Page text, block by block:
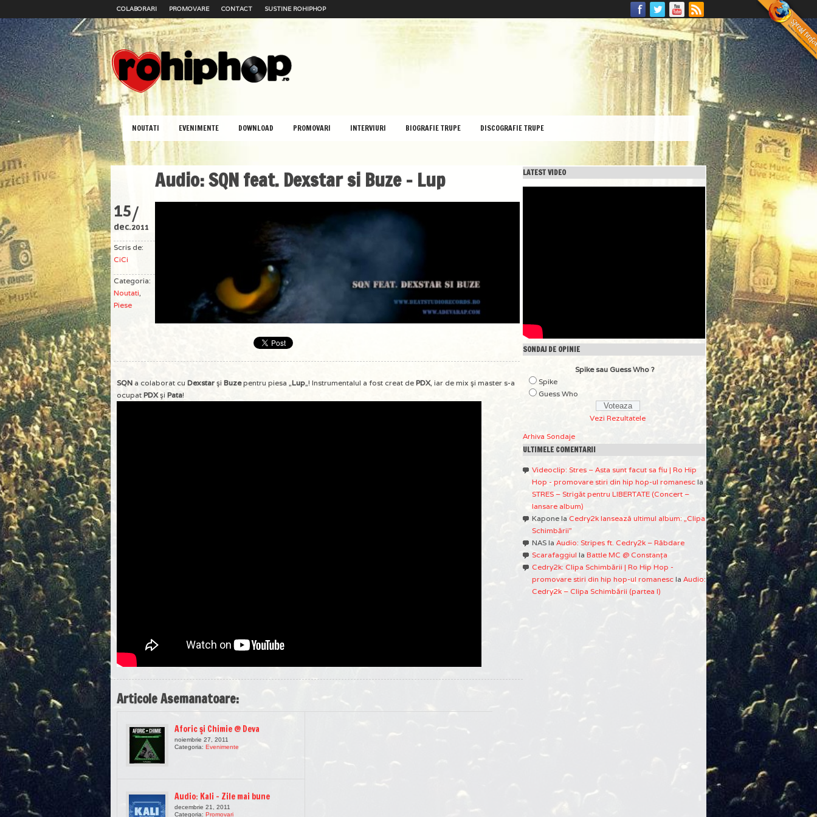
COLABORARI PROMOVARE CONTACT SUSTINE ROHIPHOP
NOUTATI EVENIMENTE DOWNLOAD PROMOVARI INTERVIURI BIOGRAFIE TRUPE DISCOGRAFIE TRUPE
Audio: SQN feat. Dexstar si Buze – Lup
15/
dec.2011
Scris de:
CiCi
Categoria:
Noutati,
Piese
SQN a colaborat cu Dexstar şi Buzepentru piesa „Lup„! Instrumentalul a fost creat de PDX, iar de mix şi master s-a
ocupat PDXşi Pata!
Articole Asemanatoare:
Aforic şi Chimie @ Deva
noiembrie 27, 2011
Categoria: Evenimente
Audio: Kali – Zile mai bune
decembrie 21, 2011
Categoria: Promovari
LATEST VIDEO
SONDAJ DE OPINIE
Spike sau Guess Who ?
Spike
Guess Who
Vezi Rezultatele
Arhiva Sondaje
ULTIMELE COMENTARII
Videoclip: Stres – Asta sunt facut sa fiu | Ro Hip
Hop - promovare stiri din hip hop-ul romanesc la
STRES – Strigăt pentru LIBERTATE (Concert –
lansare album)
Kapone la Cedry2k lansează ultimul album: „Clipa
Schimbării”
NAS la Audio: Stripes ft. Cedry2k – Răbdare
Scarafaggiul la Battle MC @ Constanţa
Cedry2k: Clipa Schimbării | Ro Hip Hop -
promovare stiri din hip hop-ul romanesc la Audio:
Cedry2k – Clipa Schimbării (partea I)